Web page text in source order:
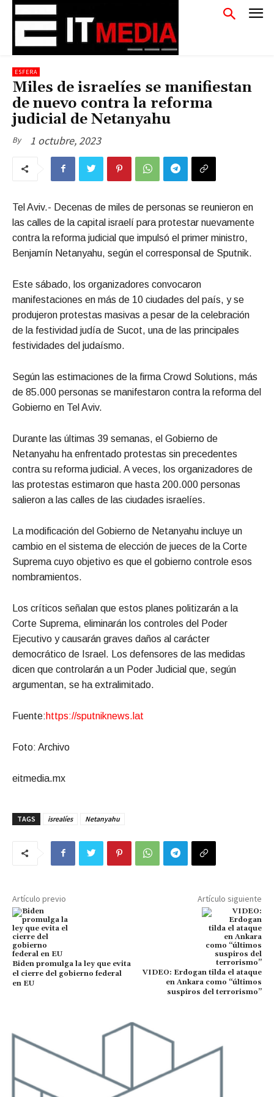
ESFERA
Miles de israelíes se manifiestan
de nuevo contra la reforma
judicial de Netanyahu
By 1 octubre, 2023
Tel Aviv.- Decenas de miles de personas se reunieron en
las calles de la capital israelí para protestar nuevamente
contra la reforma judicial que impulsó el primer ministro,
Benjamín Netanyahu, según el corresponsal de Sputnik.
Este sábado, los organizadores convocaron
manifestaciones en más de 10 ciudades del país, y se
produjeron protestas masivas a pesar de la celebración
de la festividad judía de Sucot, una de las principales
festividades del judaísmo.
Según las estimaciones de la firma Crowd Solutions, más
de 85.000 personas se manifestaron contra la reforma del
Gobierno en Tel Aviv.
Durante las últimas 39 semanas, el Gobierno de
Netanyahu ha enfrentado protestas sin precedentes
contra su reforma judicial. A veces, los organizadores de
las protestas estimaron que hasta 200.000 personas
salieron a las calles de las ciudades israelíes.
La modificación del Gobierno de Netanyahu incluye un
cambio en el sistema de elección de jueces de la Corte
Suprema cuyo objetivo es que el gobierno controle esos
nombramientos.
Los críticos señalan que estos planes politizarán a la
Corte Suprema, eliminarán los controles del Poder
Ejecutivo y causarán graves daños al carácter
democrático de Israel. Los defensores de las medidas
dicen que controlarán a un Poder Judicial que, según
argumentan, se ha extralimitado.
Fuente:https://sputniknews.lat
Foto: Archivo
eitmedia.mx
TAGS isrealíes Netanyahu
Artículo previo
Biden promulga la ley que evita
el cierre del gobierno federal
en EU
Artículo siguiente
VIDEO: Erdogan tilda el ataque
en Ankara como “últimos
suspiros del terrorismo”